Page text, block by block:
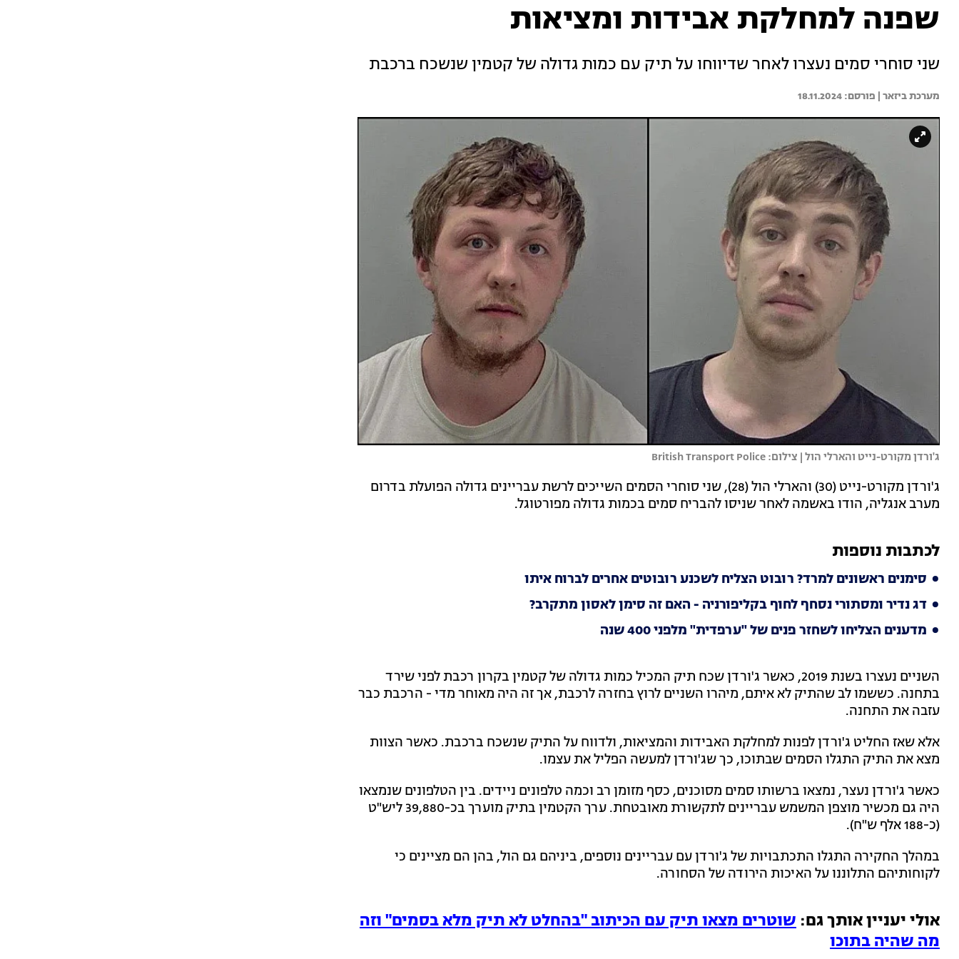
שפנה למחלקת אבידות ומציאות
שני סוחרי סמים נעצרו לאחר שדיווחו על תיק עם כמות גדולה של קטמין שנשכח ברכבת
מערכת ביזאר | 18.11.2024
ג'ורדן מקורט-נייט והארלי הול | צילום: British Transport Police
ג'ורדן מקורט-נייט (30) והארלי הול (28), שני סוחרי הסמים השייכים לרשת עבריינים גדולה הפועלת בדרום
מערב אנגליה, הודו באשמה לאחר שניסו להבריח סמים בכמות גדולה מפורטוגל.
לכתבות נוספות
סימנים ראשונים למרד? רובוט הצליח לשכנע רובוטים אחרים לברוח איתו
דג נדיר ומסתורי נסחף לחוף בקליפורניה - האם זה סימן לאסון מתקרב?
מדענים הצליחו לשחזר פנים של "ערפדית" מלפני 400 שנה
השניים נעצרו בשנת 2019, כאשר ג'ורדן שכח תיק המכיל כמות גדולה של קטמין בקרון רכבת לפני שירד
בתחנה. כששמו לב שהתיק לא איתם, מיהרו השניים לרוץ בחזרה לרכבת, אך זה היה מאוחר מדי - הרכבת כבר
עזבה את התחנה.
אלא שאז החליט ג'ורדן לפנות למחלקת האבידות והמציאות, ולדווח על התיק שנשכח ברכבת. כאשר הצוות
מצא את התיק התגלו הסמים שבתוכו, כך שג'ורדן למעשה הפליל את עצמו.
כאשר ג'ורדן נעצר, נמצאו ברשותו סמים מסוכנים, כסף מזומן רב וכמה טלפונים ניידים. בין הטלפונים שנמצאו
היה גם מכשיר מוצפן המשמש עבריינים לתקשורת מאובטחת. ערך הקטמין בתיק מוערך בכ-39,880 ליש"ט
(כ-188 אלף ש"ח).
במהלך החקירה התגלו התכתבויות של ג'ורדן עם עבריינים נוספים, ביניהם גם הול, בהן הם מציינים כי
לקוחותיהם התלוננו על האיכות הירודה של הסחורה.
אולי יעניין אותך גם: שוטרים מצאו תיק עם הכיתוב "בהחלט לא תיק מלא בסמים" וזה
מה שהיה בתוכו